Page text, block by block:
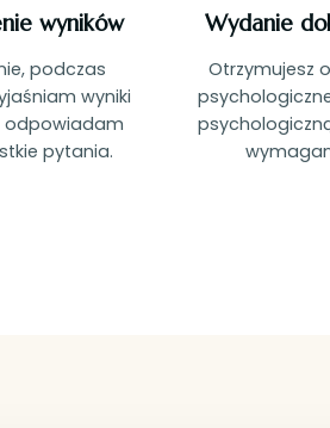
wyników
podczas
wyniki
odpowiadam
pytania.
Wydanie
Otrzymujesz